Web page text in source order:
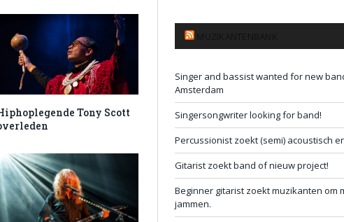
Tony Scott
Singer and bassist wanted for new
Amsterdam
Singersongwriter looking for band!
Percussionist zoekt (semi) acoustisch
Gitarist zoekt band of nieuw project!
Beginner gitarist zoekt muzikanten om
jammen.